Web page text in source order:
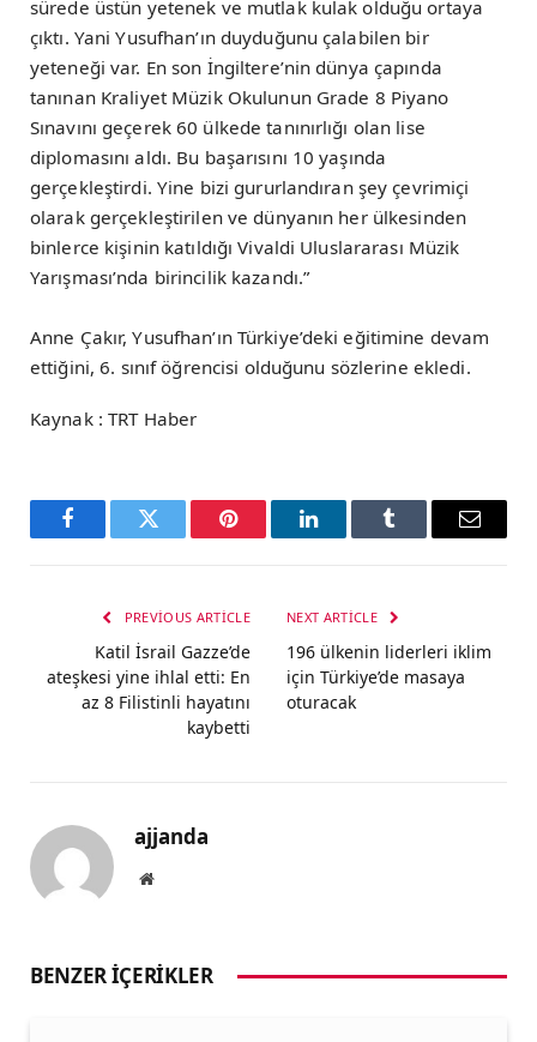
sürede üstün yetenek ve mutlak kulak olduğu ortaya
çıktı. Yani Yusufhan’ın duyduğunu çalabilen bir
yeteneği var. En son İngiltere’nin dünya çapında
tanınan Kraliyet Müzik Okulunun Grade 8 Piyano
Sınavını geçerek 60 ülkede tanınırlığı olan lise
diplomasını aldı. Bu başarısını 10 yaşında
gerçekleştirdi. Yine bizi gururlandıran şey çevrimiçi
olarak gerçekleştirilen ve dünyanın her ülkesinden
binlerce kişinin katıldığı Vivaldi Uluslararası Müzik
Yarışması’nda birincilik kazandı.”
Anne Çakır, Yusufhan’ın Türkiye’deki eğitimine devam
ettiğini, 6. sınıf öğrencisi olduğunu sözlerine ekledi.
Kaynak : TRT Haber
FacebookTwitter Pinterest LinkedInTumblr Email
PREVIOUS ARTICLE
Katil İsrail Gazze’de
ateşkesi yine ihlal etti: En
az 8 Filistinli hayatını
kaybetti
NEXT ARTICLE
196 ülkenin liderleri iklim
için Türkiye’de masaya
oturacak
ajjanda
Website
BENZER İÇERIKLER